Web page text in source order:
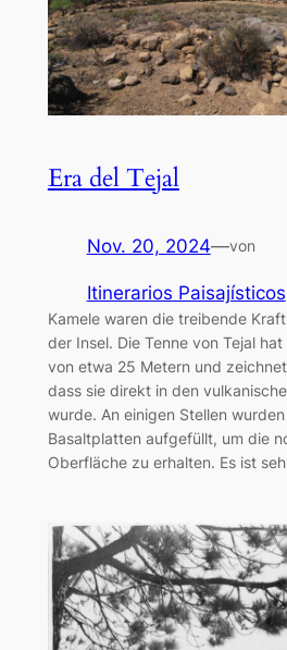
Era del Tejal
Nov. 20, 2024—von
Itinerarios Paisajísticos
Kamele waren die treibende
der Insel. Die Tenne von Tejal
von etwa 25 Metern und
dass sie direkt in den
wurde. An einigen Stellen
Basaltplatten aufgefüllt, um die
Oberfläche zu erhalten. Es ist